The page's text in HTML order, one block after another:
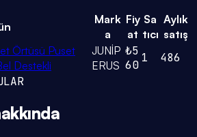
Mark
a
Fiy
at
Sa
tıcı
Aylık
satış
Örtüsü Puset
Destekli
JUNİP
ERUS
₺5
60
1
486